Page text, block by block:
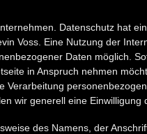
Datenschutz hat
Voss. Eine Nutzung der
Daten möglich.
in Anspruch nehmen
Verarbeitung
wir generell eine Einwilligung
des Namens, der